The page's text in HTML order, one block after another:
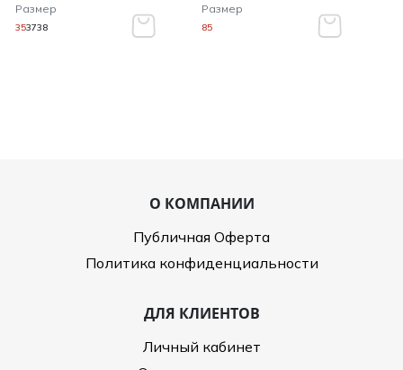
Размер
353738
Размер
85
О КОМПАНИИ
Публичная Оферта
Политика конфиденциальности
ДЛЯ КЛИЕНТОВ
Личный кабинет